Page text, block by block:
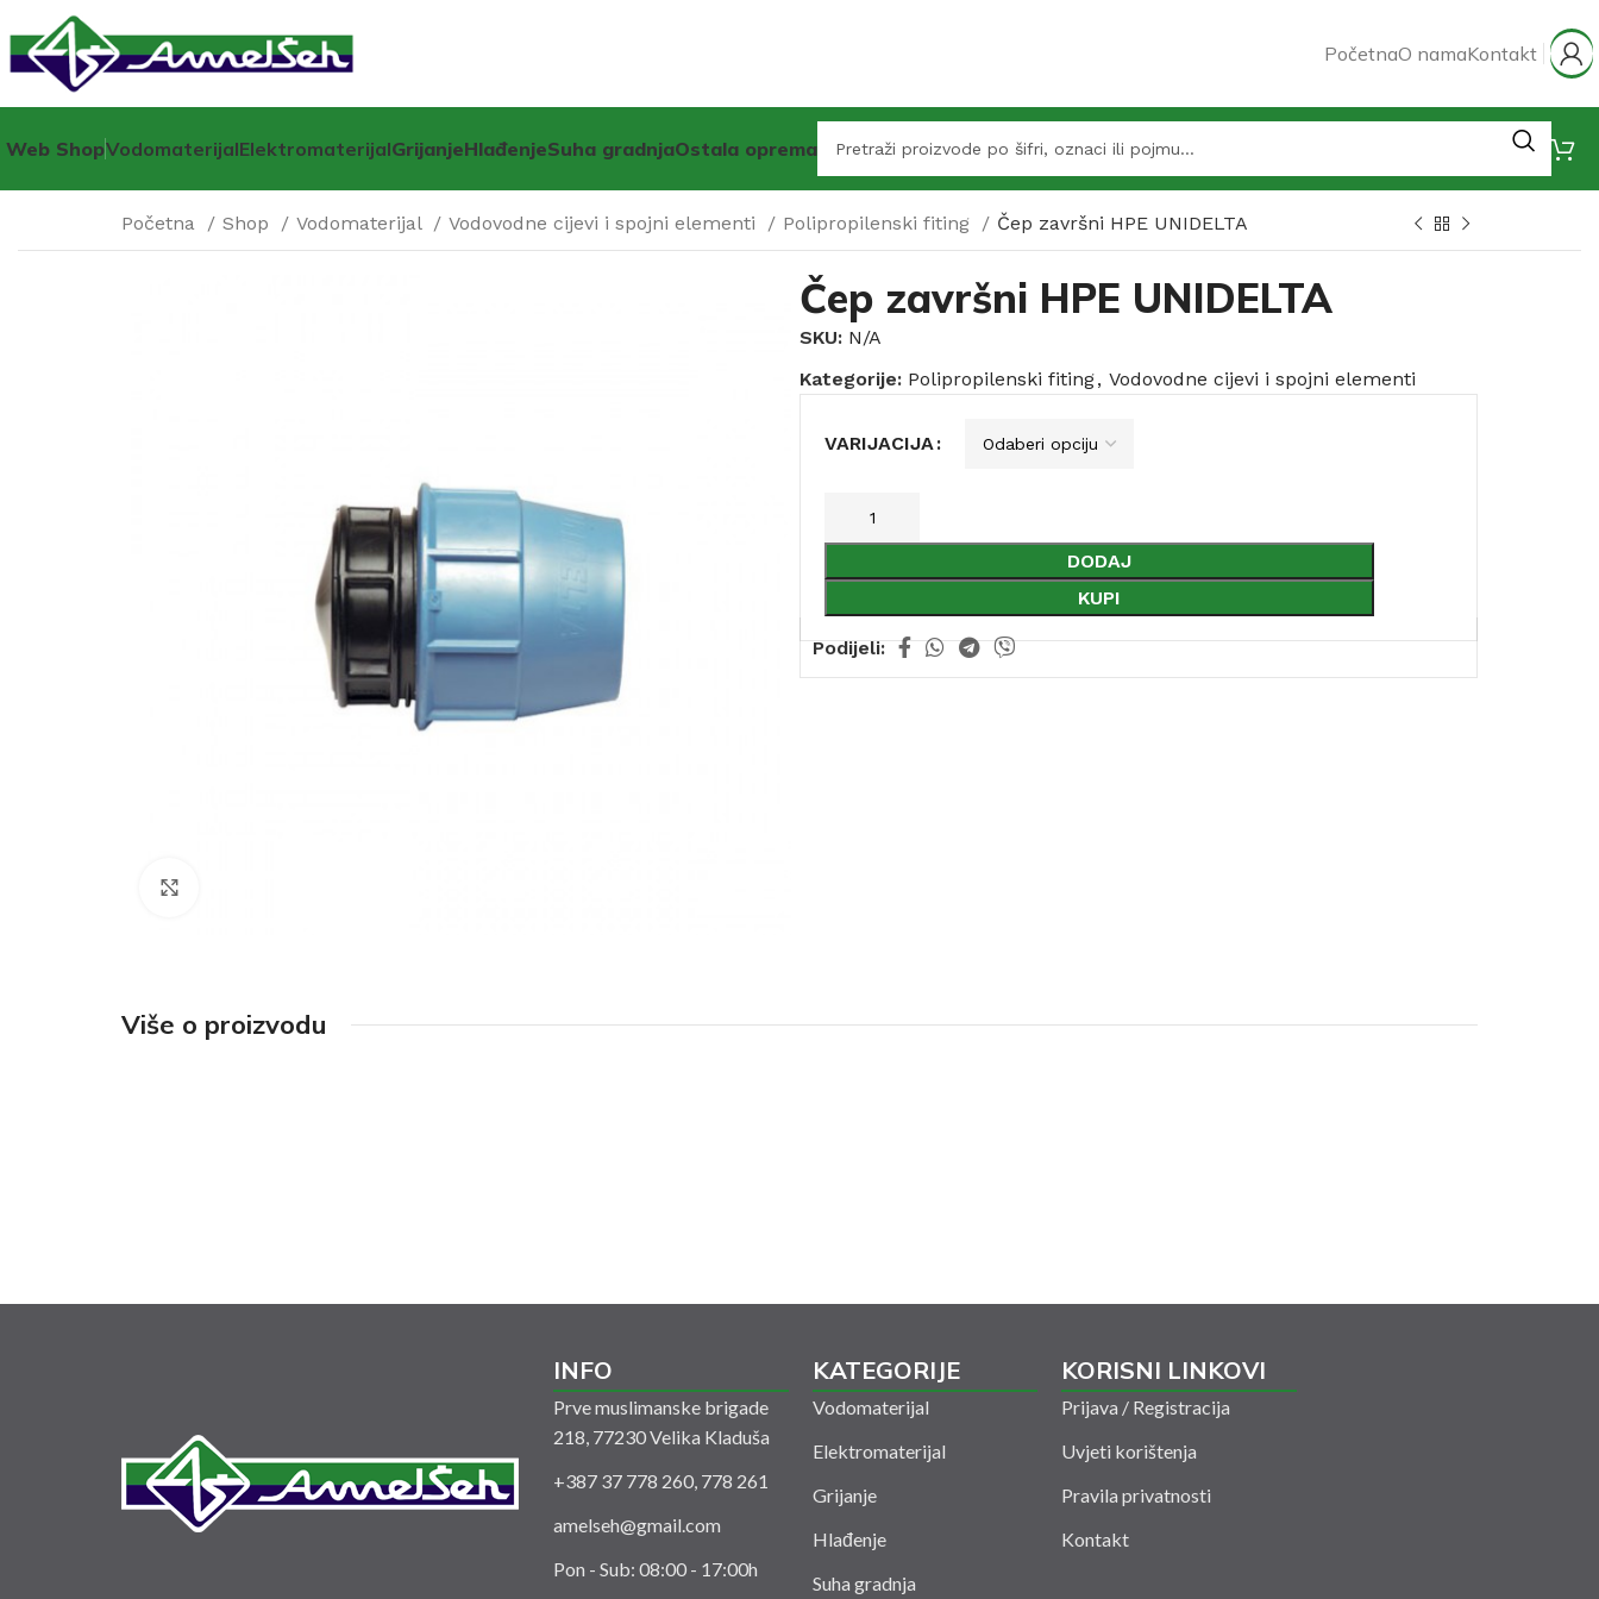
PočetnaO namaKontakt
Web ShopVodomaterijalElektromaterijalGrijanjeHlađenjeSuha gradnjaOstala oprema
Početna Shop Vodomaterijal Vodovodne cijevi i spojni elementi Polipropilenski fiting Čep završni HPE UNIDELTA
Čep završni HPE UNIDELTA
SKU: N/A
Kategorije: Polipropilenski fiting, Vodovodne cijevi i spojni elementi
VARIJACIJA
DODAJ
KUPI
Podijeli:
Više o proizvodu
INFO
Prve muslimanske brigade
218, 77230 Velika Kladuša
+387 37 778 260, 778 261
amelseh@gmail.com
Pon - Sub: 08:00 - 17:00h
KATEGORIJE
Vodomaterijal
Elektromaterijal
Grijanje
Hlađenje
Suha gradnja
KORISNI LINKOVI
Prijava / Registracija
Uvjeti korištenja
Pravila privatnosti
Kontakt